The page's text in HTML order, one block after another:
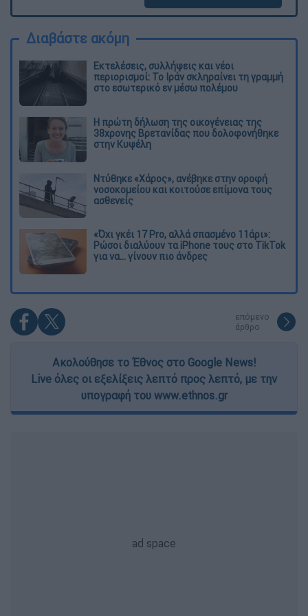
Διαβάστε ακόμη
Εκτελέσεις, συλλήψεις και νέοι
περιορισμοί: Το Ιράν σκληραίνει τη γραμμή
στο εσωτερικό εν μέσω πολέμου
Η πρώτη δήλωση της οικογένειας της
38χρονης Βρετανίδας που δολοφονήθηκε
στην Κυψέλη
Ντύθηκε «Χάρος», ανέβηκε στην οροφή
νοσοκομείου και κοιτούσε επίμονα τους
ασθενείς
«Όχι γκέι 17 Pro, αλλά σπασμένο 11άρι»:
Ρώσοι διαλύουν τα iPhone τους στο TikTok
για να... γίνουν πιο άνδρες
επόμενο
άρθρο
Ακολούθησε το Έθνος στο Google News!
Live όλες οι εξελίξεις λεπτό προς λεπτό, με την
υπογραφή του www.ethnos.gr